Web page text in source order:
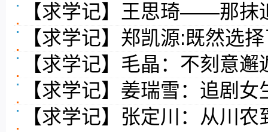
【求学记】王思琦——那抹
【求学记】郑凯源:既然选
【求学记】毛晶：不刻意邂
【求学记】姜瑞雪：追剧
【求学记】张定川：从川